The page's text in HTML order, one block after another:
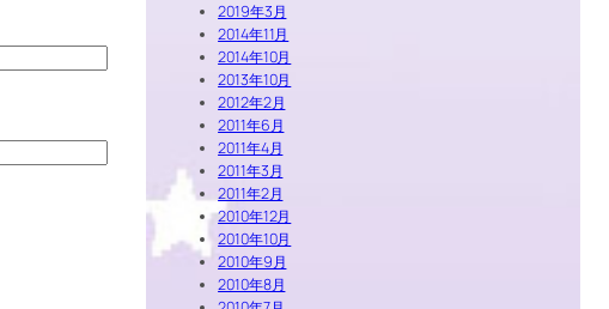
2019年3月
2014年11月
2014年10月
2013年10月
2012年2月
2011年6月
2011年4月
2011年3月
2011年2月
2010年12月
2010年10月
2010年9月
2010年8月